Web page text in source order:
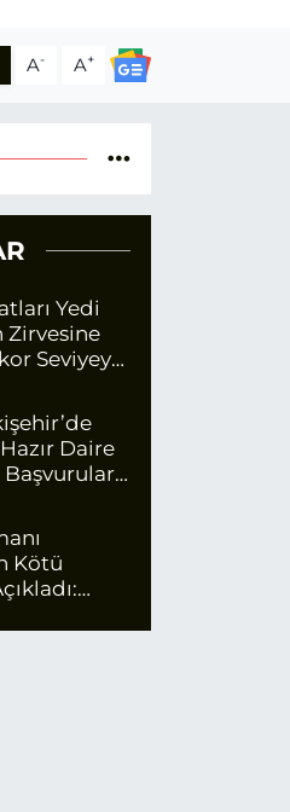
A- A+
Yedi
Zirvesine
Seviyeye
Daire
Başvurular
Kötü